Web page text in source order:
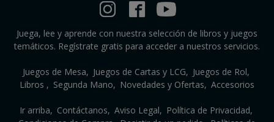
Juega, lee y aprende con nuestra selección de libros y juegos
temáticos. Regístrate gratis para acceder a nuestros servicios.
Juegos de Mesa Juegos de Cartas y LCG
Juegos de Rol
Libros
Segunda Mano Novedades y Ofertas Accesorios
Ir arriba Contáctanos Aviso Legal
Política de Privacidad